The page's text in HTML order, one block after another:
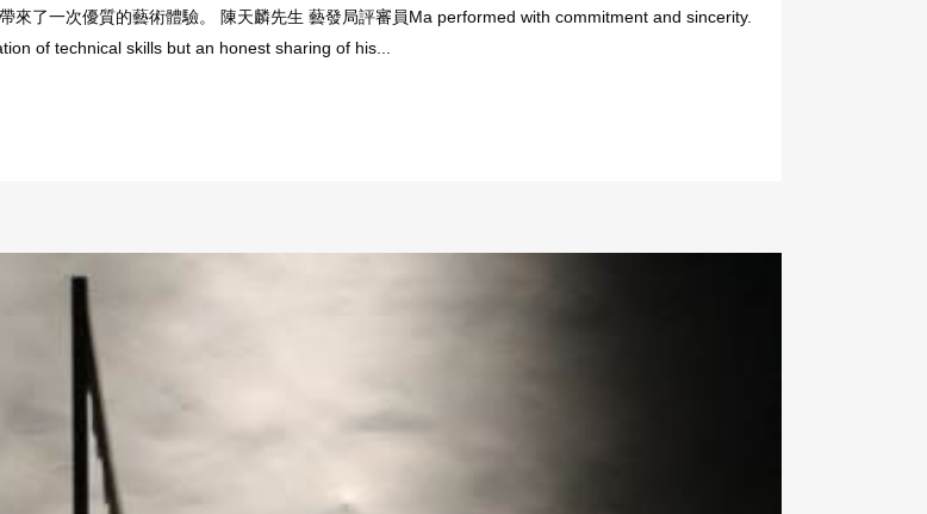
了一次優質的藝術體驗。 陳天麟先生 藝發局評審員Ma performed with commitment and sincerity.
of technical skills but an honest sharing of his...